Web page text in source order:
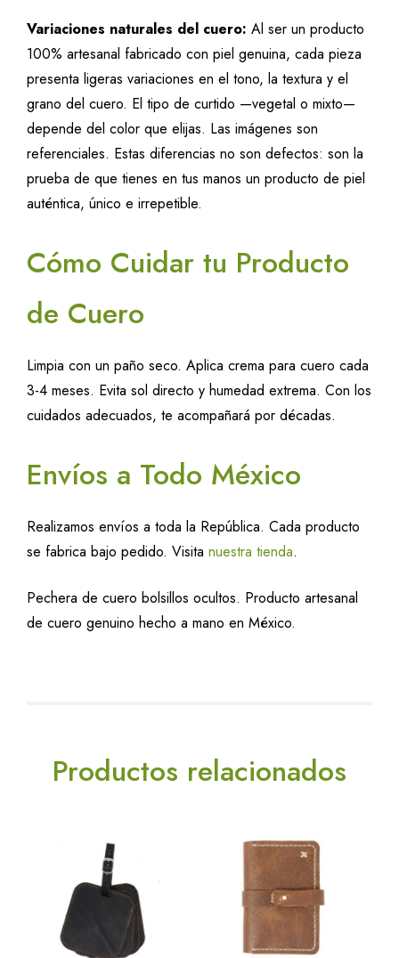
Variaciones naturales del cuero: Al ser un producto
100% artesanal fabricado con piel genuina, cada pieza
presenta ligeras variaciones en el tono, la textura y el
grano del cuero. El tipo de curtido —vegetal o mixto—
depende del color que elijas. Las imágenes son
referenciales. Estas diferencias no son defectos: son la
prueba de que tienes en tus manos un producto de piel
auténtica, único e irrepetible.
Cómo Cuidar tu Producto
de Cuero
Limpia con un paño seco. Aplica crema para cuero cada
3-4 meses. Evita sol directo y humedad extrema. Con los
cuidados adecuados, te acompañará por décadas.
Envíos a Todo México
Realizamos envíos a toda la República. Cada producto
se fabrica bajo pedido. Visita nuestra tienda.
Pechera de cuero bolsillos ocultos. Producto artesanal
de cuero genuino hecho a mano en México.
Productos relacionados